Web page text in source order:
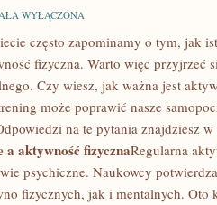
WYŁĄCZONA
często zapominamy o tym, jak‍
fizyczna.‍ Warto więc przyjrzeć
Czy wiesz, ⁤jak ważna jest
może poprawić nasze
na te pytania znajdziesz
a aktywność fizycznaRegularna⁤
psychiczne. Naukowcy
fizycznych, jak i mentalnych. Oto